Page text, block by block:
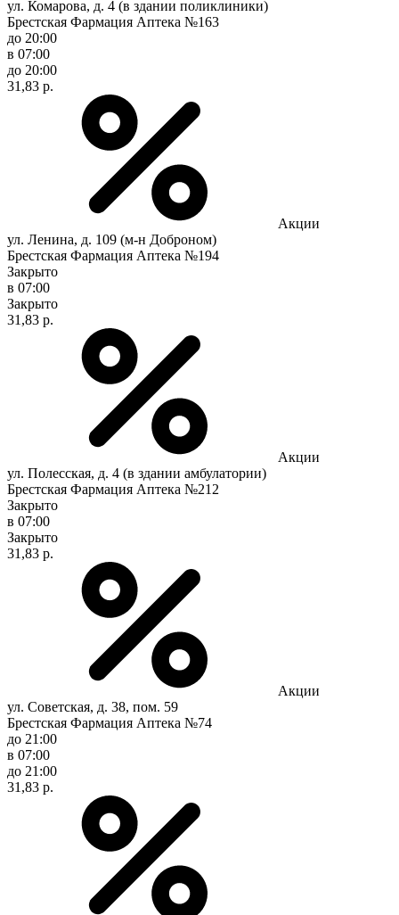
ул. Комарова, д. 4 (в здании поликлиники)
Брестская Фармация Аптека №163
до 20:00
в 07:00
до 20:00
31,83 р.
Акции
ул. Ленина, д. 109 (м-н Доброном)
Брестская Фармация Аптека №194
Закрыто
в 07:00
Закрыто
31,83 р.
Акции
ул. Полесская, д. 4 (в здании амбулатории)
Брестская Фармация Аптека №212
Закрыто
в 07:00
Закрыто
31,83 р.
Акции
ул. Советская, д. 38, пом. 59
Брестская Фармация Аптека №74
до 21:00
в 07:00
до 21:00
31,83 р.